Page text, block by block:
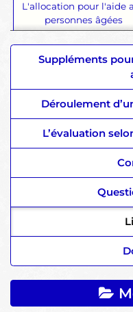
L'allocation pour l'aide
personnes âgées
Suppléments
Déroulement
L’évaluation